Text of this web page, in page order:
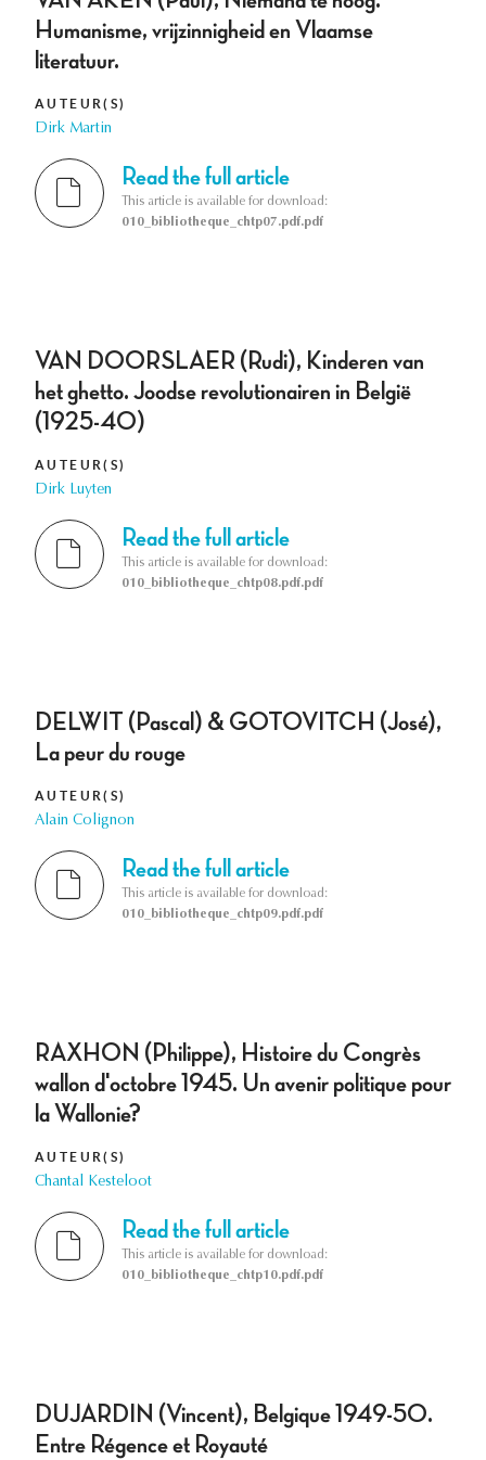
Humanisme, vrijzinnigheid en Vlaamse
literatuur.
AUTEUR(S)
Dirk Martin
Read the full article
This article is available for download:
010_bibliotheque_chtp07.pdf.pdf
VAN DOORSLAER (Rudi), Kinderen van
het ghetto. Joodse revolutionairen in België
(1925-40)
AUTEUR(S)
Dirk Luyten
Read the full article
This article is available for download:
010_bibliotheque_chtp08.pdf.pdf
DELWIT (Pascal) & GOTOVITCH (José),
La peur du rouge
AUTEUR(S)
Alain Colignon
Read the full article
This article is available for download:
010_bibliotheque_chtp09.pdf.pdf
RAXHON (Philippe), Histoire du Congrès
wallon d'octobre 1945. Un avenir politique pour
la Wallonie?
AUTEUR(S)
Chantal Kesteloot
Read the full article
This article is available for download:
010_bibliotheque_chtp10.pdf.pdf
DUJARDIN (Vincent), Belgique 1949-50.
Entre Régence et Royauté